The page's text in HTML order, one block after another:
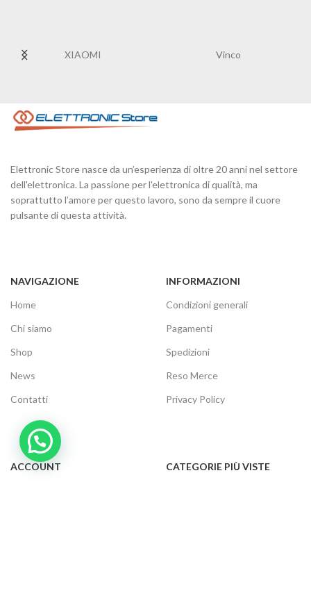
XIAOMI Vinco
Elettronic Store nasce da un’esperienza di oltre 20 anni nel settore
dell'elettronica. La passione per l'elettronica di qualità, ma
soprattutto l’amore per questo lavoro, sono da sempre il cuore
pulsante di questa attività.
NAVIGAZIONE
Home
Chi siamo
Shop
News
Contatti
INFORMAZIONI
Condizioni generali
Pagamenti
Spedizioni
Reso Merce
Privacy Policy
ACCOUNT
CATEGORIE PIÙ VISTE